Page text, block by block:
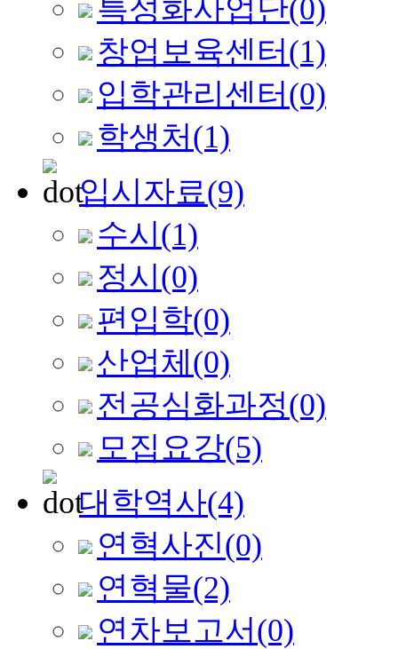
특성화사업단(0)
창업보육센터 (1)
입학관리센터 (0)
학생처 (1)
입시자료(9)
수시 (1)
정시 (0)
편입학(0)
산업체 (0)
전공심화과정(0)
모집요강(5)
대학역사(4)
연혁사진(0)
연혁물(2)
연차보고서 (0)